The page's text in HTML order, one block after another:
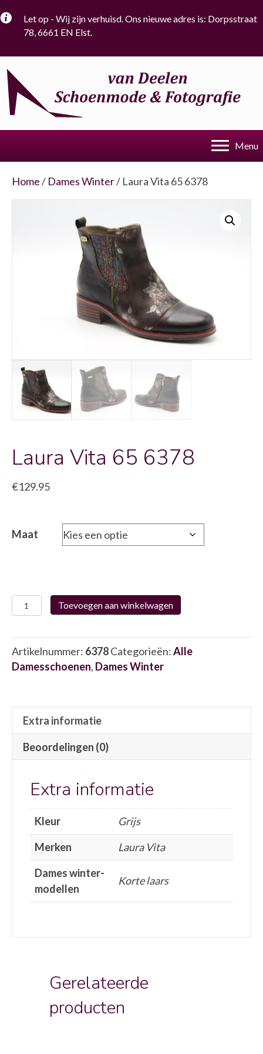
Let op - Wij zijn verhuisd. Ons nieuwe adres is: Dorpsstraat
78, 6661 EN Elst.
Menu
Home/ Dames Winter/ Laura Vita 65 6378
Laura Vita 65 6378
€129.95
Maat
Laura
Vita
6378
aantal
Toevoegen aan winkelwagen
Artikelnummer: 6378Categorieën:Alle
Damesschoenen, Dames Winter
Extra informatie
Beoordelingen (0)
Extra informatie
Kleur
Grijs
Merken
Laura Vita
Dames winter-
modellen
Korte laars
Gerelateerde
producten